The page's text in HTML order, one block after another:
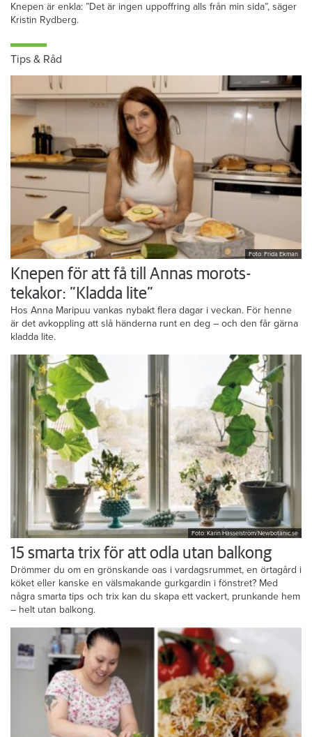
Knepen är enkla: ”Det är ingen uppoffring alls från min sida”, säger
Kristin Rydberg.
Tips & Råd
Foto: Frida Ekman
Knepen för att få till Annas morots-
tekakor: ”Kladda lite”
Hos Anna Maripuu vankas nybakt flera dagar i veckan. För henne
är det avkoppling att slå händerna runt en deg – och den får gärna
kladda lite.
Foto: Karin Hasselström/Newbotanic.se
15 smarta trix för att odla utan balkong
Drömmer du om en grönskande oas i vardagsrummet, en örtagård i
köket eller kanske en välsmakande gurkgardin i fönstret? Med
några smarta tips och trix kan du skapa ett vackert, prunkande hem
– helt utan balkong.